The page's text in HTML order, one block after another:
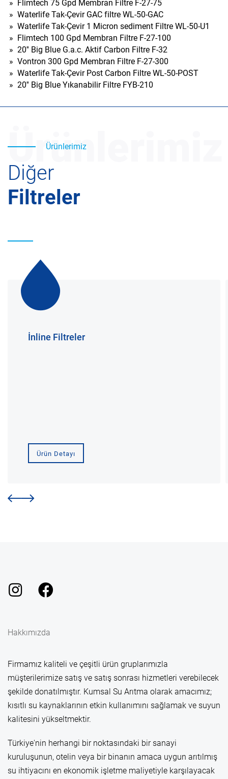
» Flimtech 75 Gpd Membran Filtre F-27-75
» Waterlife Tak-Çevir GAC filtre WL-50-GAC
» Waterlife Tak-Çevir 1 Micron sediment Filtre WL-50-U1
» Flimtech 100 Gpd Membran Filtre F-27-100
» 20'' Big Blue G.a.c. Aktif Carbon Filtre F-32
» Vontron 300 Gpd Membran Filtre F-27-300
» Waterlife Tak-Çevir Post Carbon Filtre WL-50-POST
» 20'' Big Blue Yıkanabilir Filtre FYB-210
Ürünlerimiz
Ürünlerimiz
Diğer
Filtreler
İnline Filtreler
Ürün Detayı
Hakkımızda
Firmamız kaliteli ve çeşitli ürün gruplarımızla
müşterilerimize satış ve satış sonrası hizmetleri verebilecek
şekilde donatılmıştır. Kumsal Su Arıtma olarak amacımız;
kısıtlı su kaynaklarının etkin kullanımını sağlamak ve suyun
kalitesini yükseltmektir.
Türkiye'nin herhangi bir noktasındaki bir sanayi
kuruluşunun, otelin veya bir binanın amaca uygun arıtılmış
su ihtiyacını en ekonomik işletme maliyetiyle karşılayacak